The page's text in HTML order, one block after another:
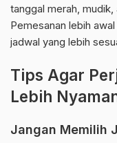
tanggal merah,
Pemesanan lebih
jadwal yang lebih
Tips Agar
Lebih
Jangan Memilih